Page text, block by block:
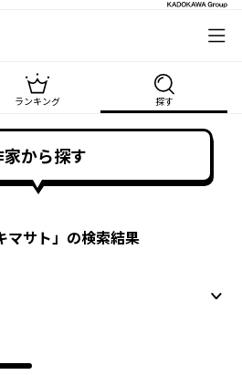
ランキング 探す
家から探す
マサト」の検索結果